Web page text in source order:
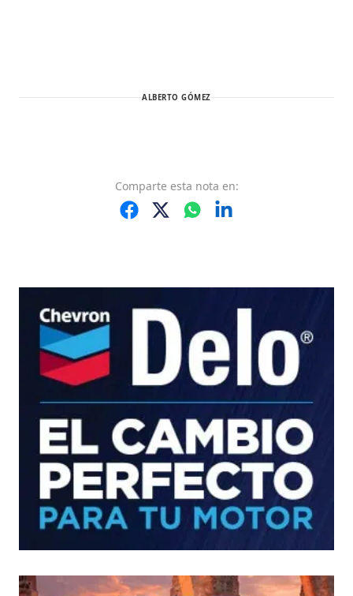
ALBERTO GÓMEZ
Comparte esta nota en: